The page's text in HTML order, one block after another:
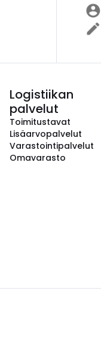
Logistiikan
palvelut
Toimitustavat
Lisäarvopalvelut
Varastointipalvelut
Omavarasto